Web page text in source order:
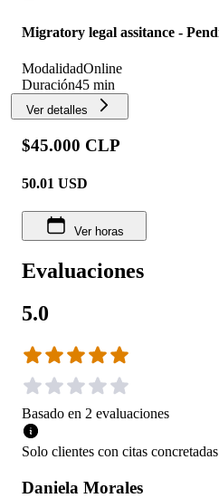
Migratory legal assitance -
ModalidadOnline
Duración45 min
Ver detalles
$45.000 CLP
50.01 USD
Ver horas
Evaluaciones
5.0
Basado en 2 evaluaciones
Solo clientes con citas
Daniela Morales